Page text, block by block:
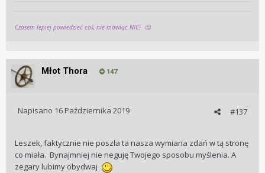
Czasem lepiej powiedzieć coś, nie mówiąc NIC! 🤔
Młot Thora 147
#137
Napisano 16 Października 2019
Leszek, faktycznie nie poszła ta nasza wymiana zdań w tą stronę
co miała. Bynajmniej nie neguję Twojego sposobu myślenia. A
zegary lubimy obydwaj